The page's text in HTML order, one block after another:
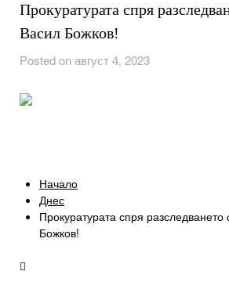
Прокуратурата спря
Васил Божков!
Posted on август 4, 2023
Начало
Днес
Прокуратурата спря
Божков!